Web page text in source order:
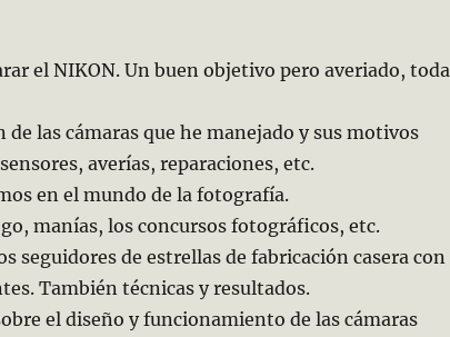
el NIKON. Un buen objetivo pero averiado, toda
de las cámaras que he manejado y sus motivos
averías, reparaciones, etc.
en el mundo de la fotografía.
manías, los concursos fotográficos, etc.
seguidores de estrellas de fabricación casera con
También técnicas y resultados.
el diseño y funcionamiento de las cámaras